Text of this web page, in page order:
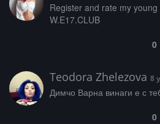
­R­­­e­­g­­­i­s­t­­e­­­r­ ­a­­­n­­­d­ ­­­r­a­­t­­­e­­ ­m­y­­­
W­.­E­­­1­­7­.­C­L­U­­B
0
Teodora Zhelezova 8
Димчо Варна винаги е с
0